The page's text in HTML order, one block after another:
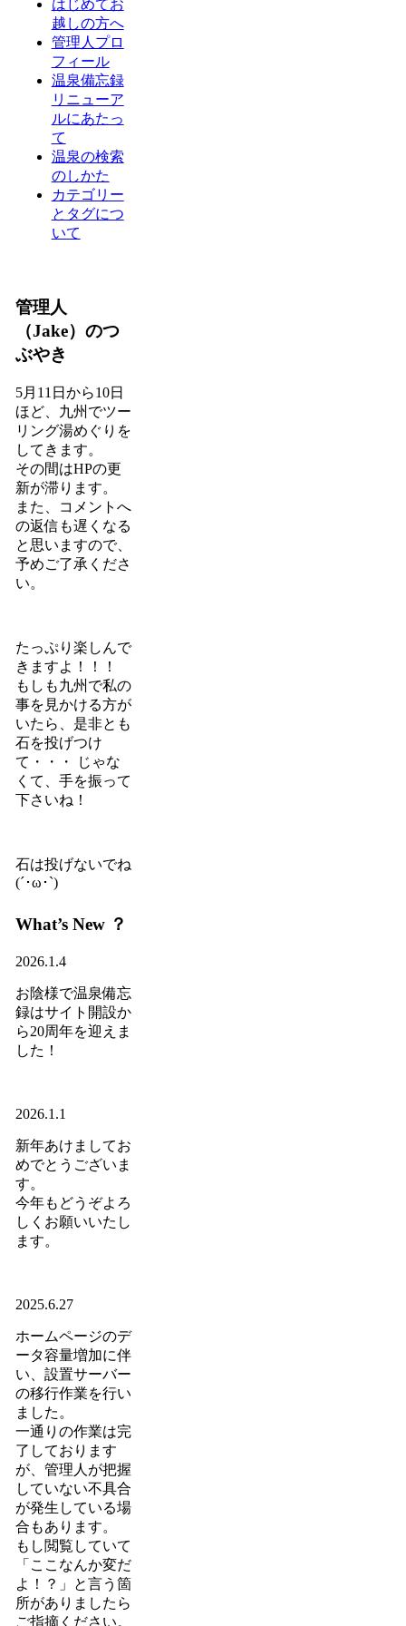
はじめてお
越しの方へ
管理人プロ
フィール
温泉備忘録
リニューア
ルにあたっ
て
温泉の検索
のしかた
カテゴリー
とタグにつ
いて
管理人
（Jake）のつ
ぶやき
5月11日から10日
ほど、九州でツー
リング湯めぐりを
してきます。
その間はHPの更
新が滞ります。
また、コメントへ
の返信も遅くなる
と思いますので、
予めご了承くださ
い。
たっぷり楽しんで
きますよ！！！
もしも九州で私の
事を見かける方が
いたら、是非とも
石を投げつけ
て・・・ じゃな
くて、手を振って
下さいね！
石は投げないでね
(´･ω･`)
What’s New ？
2026.1.4
お陰様で温泉備忘
録はサイト開設か
ら20周年を迎えま
した！
2026.1.1
新年あけましてお
めでとうございま
す。
今年もどうぞよろ
しくお願いいたし
ます。
2025.6.27
ホームページのデ
ータ容量増加に伴
い、設置サーバー
の移行作業を行い
ました。
一通りの作業は完
了しております
が、管理人が把握
していない不具合
が発生している場
合もあります。
もし閲覧していて
「ここなんか変だ
よ！？」と言う箇
所がありましたら
ご指摘ください。